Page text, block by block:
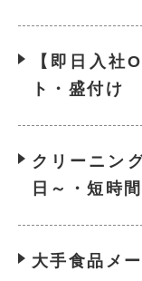
【即日入社
ト・盛付け
クリーニン
日～・短時
大手食品メ